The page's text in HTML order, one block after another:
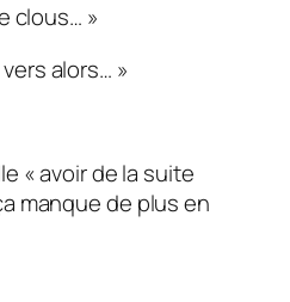
clous… »
alors… »
« avoir de la suite
manque de plus en